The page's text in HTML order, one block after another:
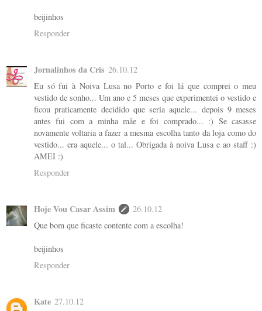
beijinhos
Responder
Jornalinhos da Cris 26.10.12
Eu só fui à Noiva Lusa no Porto e foi lá que comprei o meu
vestido de sonho... Um ano e 5 meses que experimentei o vestido e
ficou praticamente decidido que seria aquele... depois 9 meses
antes fui com a minha mãe e foi comprado... :) Se casasse
novamente voltaria a fazer a mesma escolha tanto da loja como do
vestido... era aquele... o tal... Obrigada à noiva Lusa e ao staff :)
AMEI :)
Responder
Hoje Vou Casar Assim
26.10.12
Que bom que ficaste contente com a escolha!
beijinhos
Responder
Kate 27.10.12